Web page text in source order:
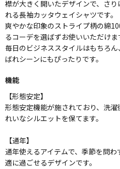
襟が大きく開いたデザインで、さ
れる長袖カッタウェイシャツです。
爽やかな印象のストライプ柄の綿
るコーデを選ばずお使いいただけま
毎日のビジネススタイルはもちろ
ばれシーンにもぴったりです。
機能
【形態安定】
形態安定機能が施されており、洗
れいなシルエットを保てます。
【通年】
通年使えるアイテムで、季節を問
適に過ごせるデザインです。